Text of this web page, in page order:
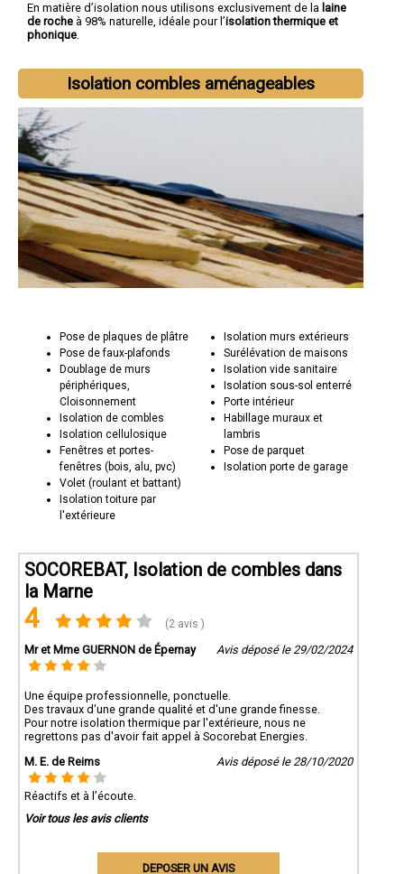
En matière d’isolation nous utilisons exclusivement de la laine
de roche à 98% naturelle, idéale pour l’isolation thermique et
phonique.
Isolation combles aménageables
Pose de plaques de plâtre
Pose de faux-plafonds
Doublage de murs
périphériques,
Cloisonnement
Isolation de combles
Isolation cellulosique
Fenêtres et portes-
fenêtres (bois, alu, pvc)
Volet (roulant et battant)
Isolation toiture par
l'extérieure
Isolation murs extérieurs
Surélévation de maisons
Isolation vide sanitaire
Isolation sous-sol enterré
Porte intérieur
Habillage muraux et
lambris
Pose de parquet
Isolation porte de garage
SOCOREBAT, Isolation de combles dans
la Marne
4 (2 avis )
Mr et Mme GUERNON de Épernay Avis déposé le 29/02/2024
Une équipe professionnelle, ponctuelle.
Des travaux d'une grande qualité et d'une grande finesse.
Pour notre isolation thermique par l'extérieure, nous ne
regrettons pas d'avoir fait appel à Socorebat Energies.
M. E. de Reims
Avis déposé le 28/10/2020
Réactifs et à l’écoute.
Voir tous les avis clients
DEPOSER UN AVIS